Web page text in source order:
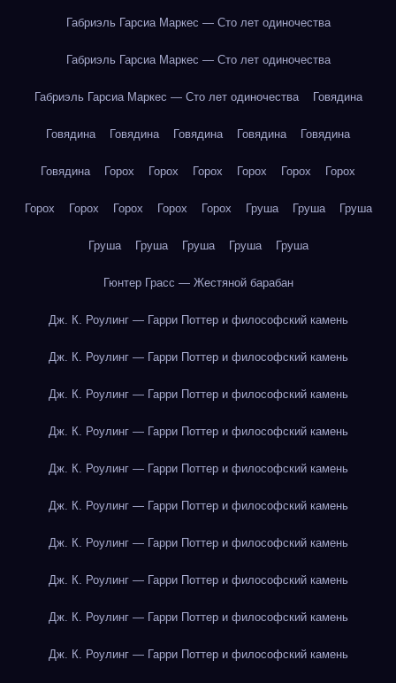
Габриэль Гарсиа Маркес — Сто лет одиночества
Габриэль Гарсиа Маркес — Сто лет одиночества
Габриэль Гарсиа Маркес — Сто лет одиночества Говядина
Говядина Говядина Говядина Говядина Говядина
Говядина Горох Горох Горох Горох Горох Горох
Горох Горох Горох Горох Горох Груша Груша Груша
Груша Груша Груша Груша Груша
Гюнтер Грасс — Жестяной барабан
Дж. К. Роулинг — Гарри Поттер и философский камень
Дж. К. Роулинг — Гарри Поттер и философский камень
Дж. К. Роулинг — Гарри Поттер и философский камень
Дж. К. Роулинг — Гарри Поттер и философский камень
Дж. К. Роулинг — Гарри Поттер и философский камень
Дж. К. Роулинг — Гарри Поттер и философский камень
Дж. К. Роулинг — Гарри Поттер и философский камень
Дж. К. Роулинг — Гарри Поттер и философский камень
Дж. К. Роулинг — Гарри Поттер и философский камень
Дж. К. Роулинг — Гарри Поттер и философский камень